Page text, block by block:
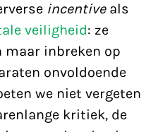
incentiveals
veiligheid: ze
maar inbreken op
onvoldoende
we niet vergeten
kritiek, de